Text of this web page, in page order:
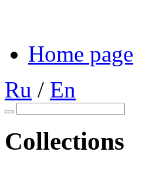
Home page
Ru / En
Collections